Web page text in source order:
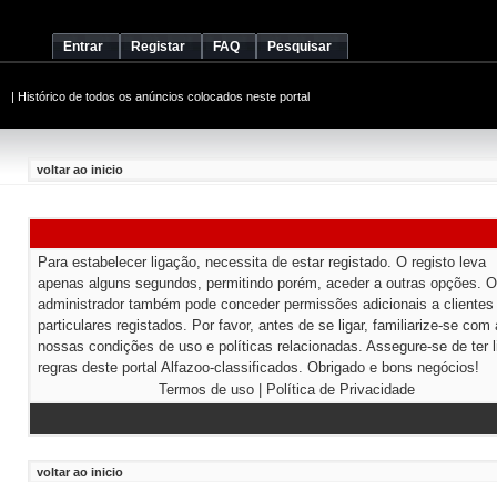
Entrar Registar FAQ Pesquisar
| Histórico de todos os anúncios colocados neste portal
voltar ao inicio
Para estabelecer ligação, necessita de estar registado. O registo leva
apenas alguns segundos, permitindo porém, aceder a outras opções. O
administrador também pode conceder permissões adicionais a clientes
particulares registados. Por favor, antes de se ligar, familiarize-se com
nossas condições de uso e políticas relacionadas. Assegure-se de ter
regras deste portal Alfazoo-classificados. Obrigado e bons negócios!
Termos de uso| Política de Privacidade
voltar ao inicio